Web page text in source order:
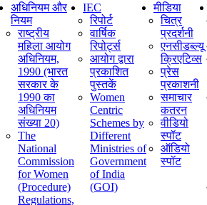
अधिनियम और
नियम
राष्ट्रीय
महिला आयोग
अधिनियम,
1990 (भारत
सरकार के
1990 का
अधिनियम
संख्या 20)
The
National
Commission
for Women
(Procedure)
Regulations,
IEC
रिपोर्ट
वार्षिक
रिपोर्ट्स
आयोग द्वारा
प्रकाशित
पुस्तकें
Women
Centric
Schemes by
Different
Ministries of
Government
of India
(GOI)
मीडिया
चित्र
प्रदर्शनी
एनसीडब्ल्यू
क्रिएटिव्स
प्रेस
प्रकाशनी
समाचार
कतरन
वीडियो
स्पॉट
ऑडियो
स्पॉट